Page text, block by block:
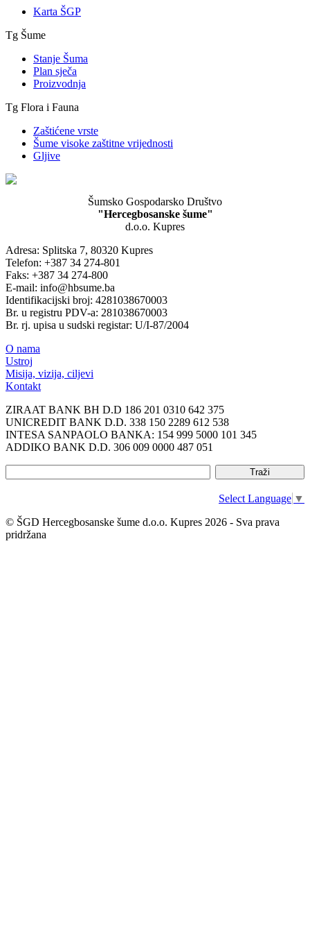
Karta ŠGP
Tg Šume
Stanje Šuma
Plan sječa
Proizvodnja
Tg Flora i Fauna
Zaštićene vrste
Šume visoke zaštitne vrijednosti
Gljive
Šumsko Gospodarsko Društvo
"Hercegbosanske šume"
d.o.o. Kupres
Adresa: Splitska 7, 80320 Kupres
Telefon: +387 34 274-801
Faks: +387 34 274-800
E-mail: info@hbsume.ba
Identifikacijski broj: 4281038670003
Br. u registru PDV-a: 281038670003
Br. rj. upisa u sudski registar: U/I-87/2004
O nama
Ustroj
Misija, vizija, ciljevi
Kontakt
ZIRAAT BANK BH D.D 186 201 0310 642 375
UNICREDIT BANK D.D. 338 150 2289 612 538
INTESA SANPAOLO BANKA: 154 999 5000 101 345
ADDIKO BANK D.D. 306 009 0000 487 051
Select Language ▼
© ŠGD Hercegbosanske šume d.o.o. Kupres 2026 - Sva prava
pridržana